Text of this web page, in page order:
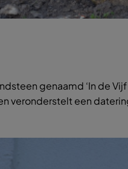
genaamd ‘In de
veronderstelt een